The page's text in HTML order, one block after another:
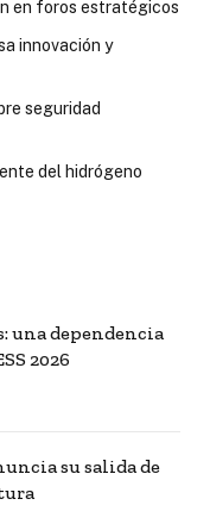
en foros estratégicos
innovación y
seguridad
del hidrógeno
una dependencia
2026
su salida de